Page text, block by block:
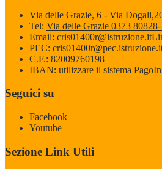
Via delle Grazie, 6 - Via
Tel: Via delle Grazie 0373
Email: cris01400r@istruzione.it
PEC:
C.F.: 82009760198
IBAN: utilizzare il sistema
Seguici su
Facebook
Youtube
Sezione Link Utili